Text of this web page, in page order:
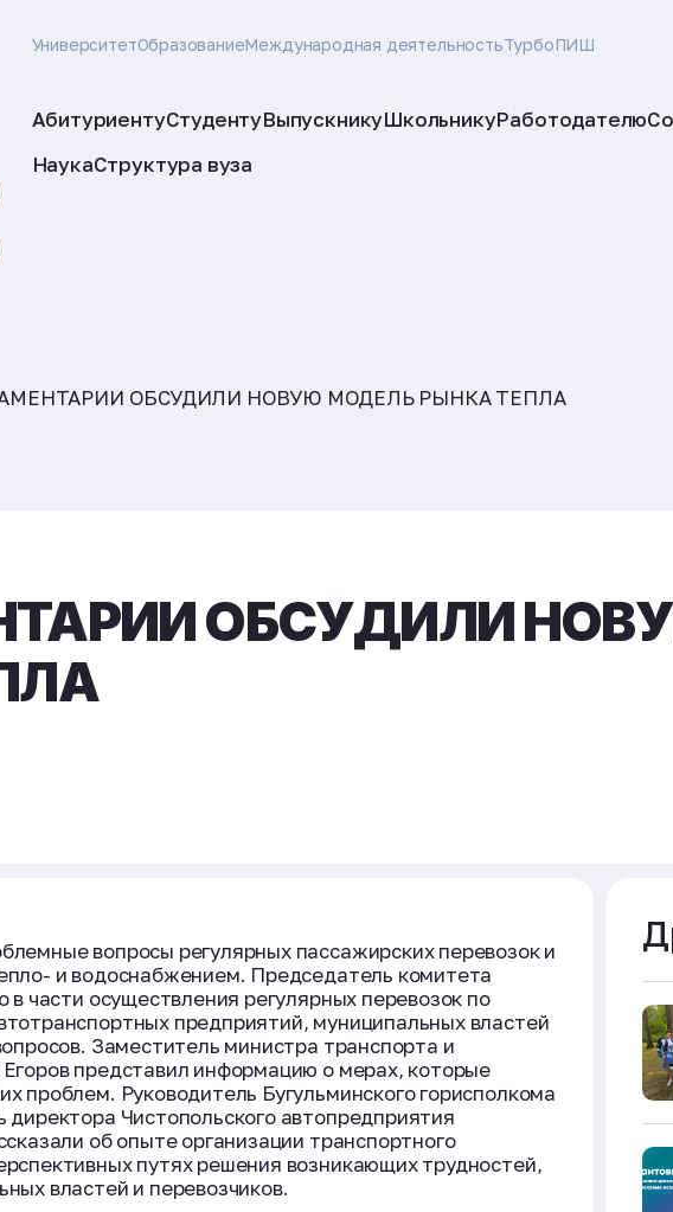
УниверситетОбразованиеМеждународная деятельностьТурбоПИШ
АбитуриентуСтудентуВыпускникуШкольникуРаботодателю
НаукаСтруктура вуза
ОБСУДИЛИ НОВУЮ МОДЕЛЬ РЫНКА ТЕПЛА
ОБСУДИЛИ
вопросы регулярных пассажирских перевозок и
и водоснабжением. Председатель комитета
части осуществления регулярных перевозок по
предприятий, муниципальных властей
Заместитель министра транспорта и
представил информацию о мерах, которые
проблем. Руководитель Бугульминского горисполкома
Чистопольского автопредприятия
об опыте организации транспортного
путях решения возникающих трудностей,
властей и перевозчиков.